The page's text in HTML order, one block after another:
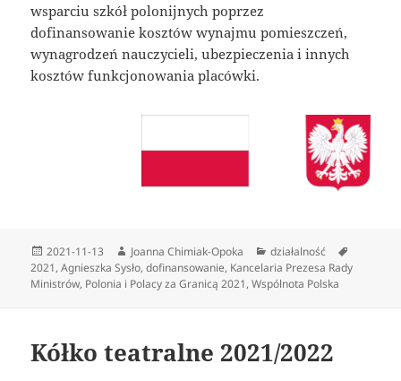
wsparciu szkół polonijnych poprzez
dofinansowanie kosztów wynajmu pomieszczeń,
wynagrodzeń nauczycieli, ubezpieczenia i innych
kosztów funkcjonowania placówki.
Data
publikacji
2021-11-13 Autor
Joanna Chimiak-Opoka Kategorie
działalność
2021,Agnieszka Sysło,dofinansowanie, Kancelaria Prezesa Rady
Ministrów, Polonia i Polacy za Granicą 2021,Wspólnota Polska
Kółko teatralne 2021/2022